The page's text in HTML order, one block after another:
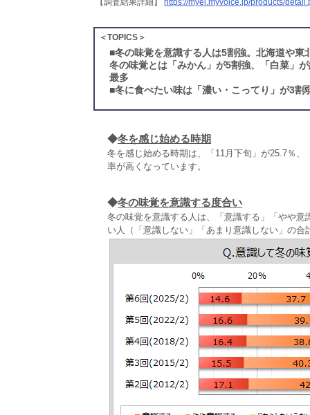
【調査結果詳細】
https://myel.myvoice.jp/products/
＜TOPICS＞
■冬の味覚を意識する人は5割強。北海道や
冬の味覚とは「みかん」が5割強、「白菜」
最多
■冬に食べたい味は「濃い・こってり」が3割
◆冬を感じ始める時期
冬を感じ始める時期は、「11月下旬」が25.7％
率が高くなっています。
◆冬の味覚を意識する度合い
冬の味覚を意識する人は、「意識する」「やや
い人（「意識しない」「あまり意識しない」の